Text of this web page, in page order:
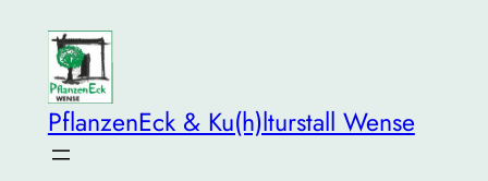
springen
PflanzenEck & Ku(h)lturstall Wense